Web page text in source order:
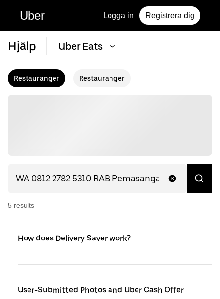
Uber Logga in Registrera dig
Hjälp Uber Eats
Restauranger Restauranger
5 results
How does Delivery Saver work?
User-Submitted Photos and Uber Cash Offer